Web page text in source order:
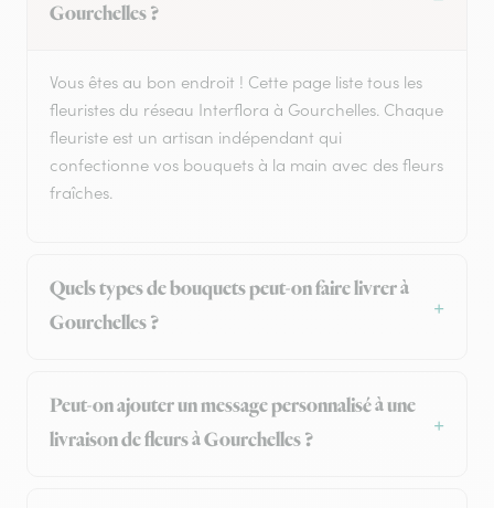
Gourchelles ?
Vous êtes au bon endroit ! Cette page liste tous les
fleuristes du réseau Interflora à Gourchelles. Chaque
fleuriste est un artisan indépendant qui
confectionne vos bouquets à la main avec des fleurs
fraîches.
Quels types de bouquets peut-on faire livrer à
Gourchelles ?
Peut-on ajouter un message personnalisé à une
livraison de fleurs à Gourchelles ?